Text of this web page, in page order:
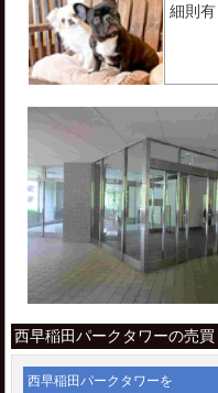
細則有
西早稲田パークタワーの売
西早稲田パークタワーを